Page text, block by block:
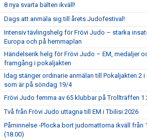
8 nya svarta bälten ikväll!
Dags att anmäla sig till årets Judofestival!
Intensiv tävlingshelg för Frövi Judo – starka
Europa och på hemmaplan
Händelserik helg för Frövi Judo – EM, medaljer
framgång i pokaljakten
Idag stänger ordinarie anmälan till Pokaljakten 2 i
som är på söndag 19/4
Frövi Judo femma av 65 klubbar på Trollträffen 1
Två från Frövi Judo uttagna till EM i Tbilisi 2026
Påminnelse -Plocka bort judomattorna ikväll från
(18.00)